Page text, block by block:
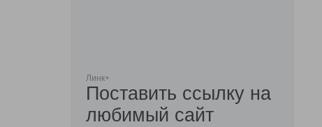
Линк+
Поставить ссылку на
любимый сайт